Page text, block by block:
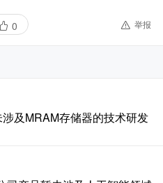
0 举报
及MRAM存储器的技术研发